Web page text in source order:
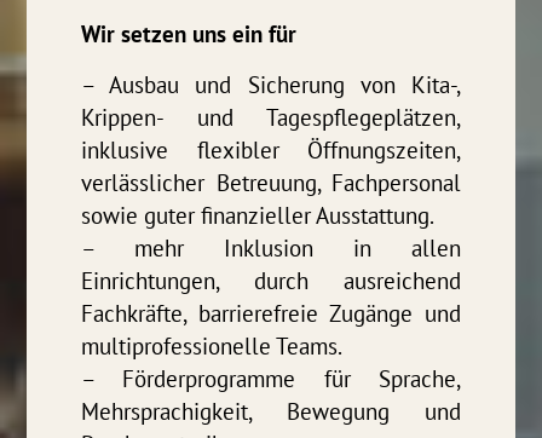
Wir setzen uns ein für
– Ausbau und Sicherung von Kita-,
Krippen- und Tagespflegeplätzen,
inklusive flexibler Öffnungszeiten,
verlässlicher Betreuung, Fachpersonal
sowie guter finanzieller Ausstattung.
– mehr Inklusion in allen
Einrichtungen, durch ausreichend
Fachkräfte, barrierefreie Zugänge und
multiprofessionelle Teams.
– Förderprogramme für Sprache,
Mehrsprachigkeit, Bewegung und